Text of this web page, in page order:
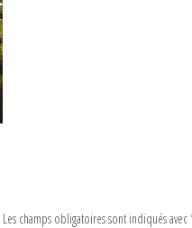
Les champs obligatoires sont indiqués avec